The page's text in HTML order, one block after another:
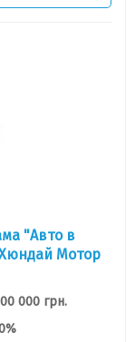
"Авто в
Мотор
000 грн.